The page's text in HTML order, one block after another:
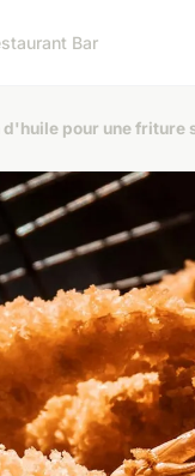
Bar
pour une friture